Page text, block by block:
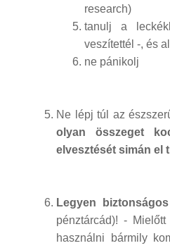
research)
tanulj a
veszítettél -, és
ne pánikolj
Ne lépj túl az
olyan összeget
elvesztését simán el
Legyen
pénztárcád)! -
használni bármily